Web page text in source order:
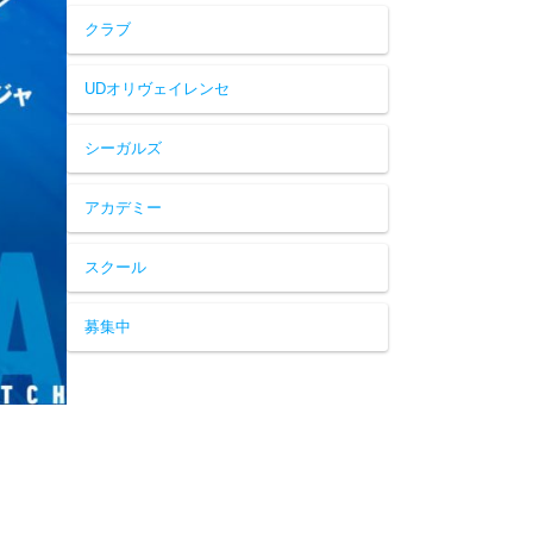
クラブ
UDオリヴェイレンセ
シーガルズ
アカデミー
スクール
募集中